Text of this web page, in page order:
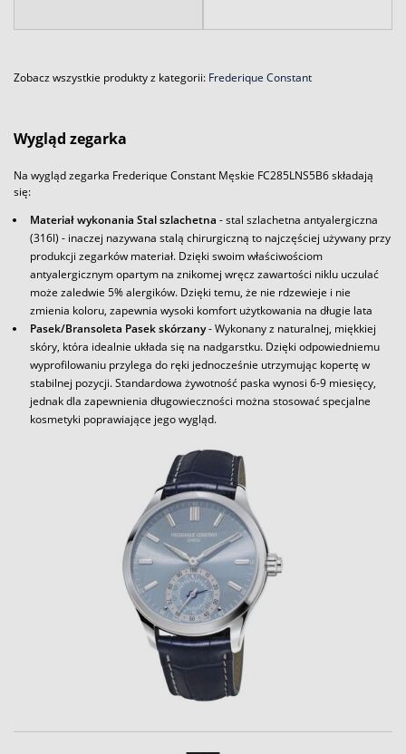
Zobacz wszystkie produkty z kategorii: Frederique Constant
Wygląd zegarka
Na wygląd zegarka Frederique Constant Męskie FC285LNS5B6 składają
się:
Materiał wykonania Stal szlachetna - stal szlachetna antyalergiczna
(316l) - inaczej nazywana stalą chirurgiczną to najczęściej używany przy
produkcji zegarków materiał. Dzięki swoim właściwościom
antyalergicznym opartym na znikomej wręcz zawartości niklu uczulać
może zaledwie 5% alergików. Dzięki temu, że nie rdzewieje i nie
zmienia koloru, zapewnia wysoki komfort użytkowania na długie lata
Pasek/Bransoleta Pasek skórzany- Wykonany z naturalnej, miękkiej
skóry, która idealnie układa się na nadgarstku. Dzięki odpowiedniemu
wyprofilowaniu przylega do ręki jednocześnie utrzymując kopertę w
stabilnej pozycji. Standardowa żywotność paska wynosi 6-9 miesięcy,
jednak dla zapewnienia długowieczności można stosować specjalne
kosmetyki poprawiające jego wygląd.